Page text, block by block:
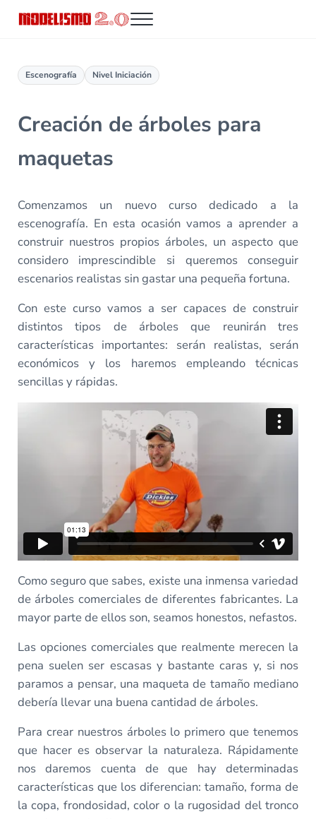
Menu
Escenografía Nivel Iniciación
Creación de árboles para
maquetas
Comenzamos un nuevo curso dedicado a la
escenografía. En esta ocasión vamos a aprender a
construir nuestros propios árboles, un aspecto que
considero imprescindible si queremos conseguir
escenarios realistas sin gastar una pequeña fortuna.
Con este curso vamos a ser capaces de construir
distintos tipos de árboles que reunirán tres
características importantes: serán realistas, serán
económicos y los haremos empleando técnicas
sencillas y rápidas.
Como seguro que sabes, existe una inmensa variedad
de árboles comerciales de diferentes fabricantes. La
mayor parte de ellos son, seamos honestos, nefastos.
Las opciones comerciales que realmente merecen la
pena suelen ser escasas y bastante caras y, si nos
paramos a pensar, una maqueta de tamaño mediano
debería llevar una buena cantidad de árboles.
Para crear nuestros árboles lo primero que tenemos
que hacer es observar la naturaleza. Rápidamente
nos daremos cuenta de que hay determinadas
características que los diferencian: tamaño, forma de
la copa, frondosidad, color o la rugosidad del tronco